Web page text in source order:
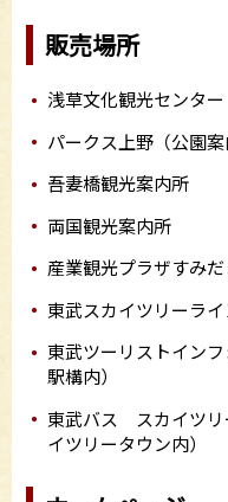
販売場所
浅草文化観光センター
パークス上野（公園案
吾妻橋観光案内所
両国観光案内所
産業観光プラザすみ
東武スカイツリーラ
東武ツーリストイン
駅構内）
東武バス スカイツリ
イツリータウン内）